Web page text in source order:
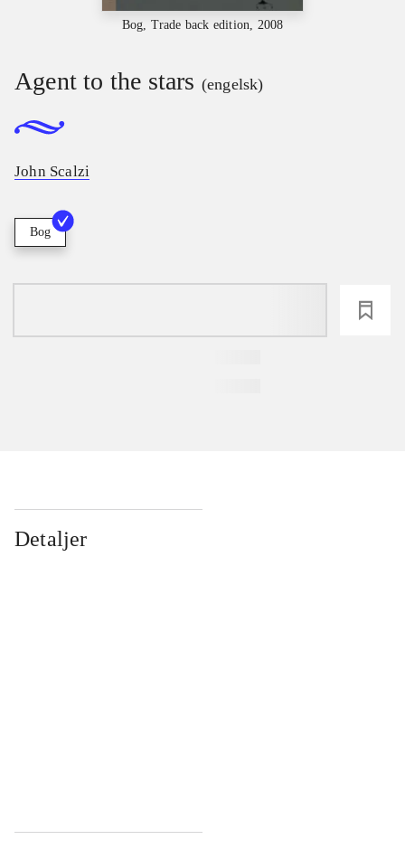
Bog, Trade back edition, 2008
Agent to the stars (engelsk)
John Scalzi
Bog
Detaljer